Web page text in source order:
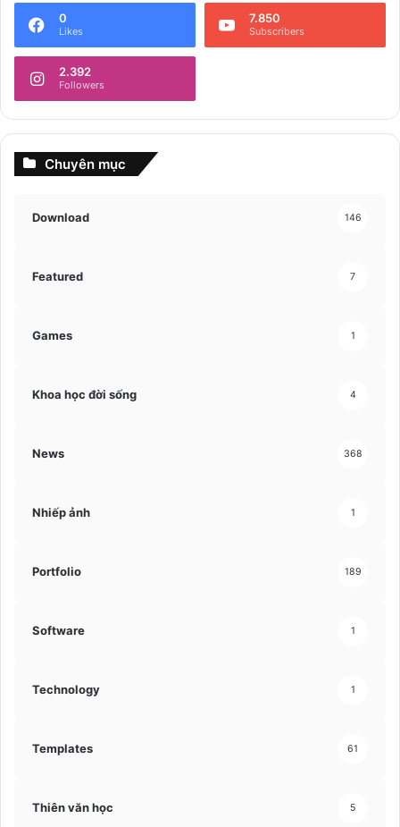
0
Likes
7.850
Subscribers
2.392
Followers
Chuyên mục
Download 146
Featured 7
Games 1
Khoa học đời sống 4
News 368
Nhiếp ảnh 1
Portfolio 189
Software 1
Technology 1
Templates 61
Thiên văn học 5